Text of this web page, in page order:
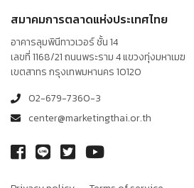
สมาคมการตลาดแห่งประเทศไทย
อาคารลุมพินีทาวเวอร์ ชั้น 14
เลขที่ 1168/21 ถนนพระราม 4 แขวงทุ่งมหาเมฆ
เขตสาทร กรุงเทพมหานคร 10120
02-679-7360-3
center@marketingthai.or.th